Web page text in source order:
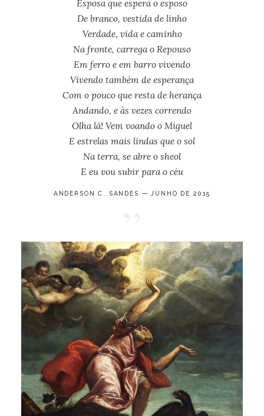
Esposa que espera o esposo
De branco, vestida de linho
Verdade, vida e caminho
Na fronte, carrega o Repouso
Em ferro e em barro vivendo
Vivendo também de esperança
Com o pouco que resta de herança
Andando, e às vezes correndo
Olha lá! Vem voando o Miguel
E estrelas mais lindas que o sol
Na terra, se abre o sheol
E eu vou subir para o céu
ANDERSON C. SANDES — JUNHO DE 2015